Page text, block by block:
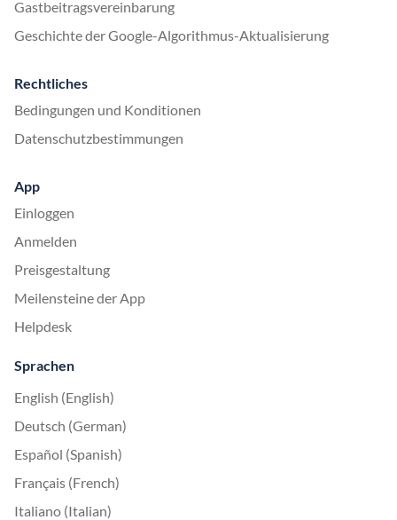
Gastbeitragsvereinbarung
Geschichte der Google-Algorithmus-Aktualisierung
Rechtliches
Bedingungen und Konditionen
Datenschutzbestimmungen
App
Einloggen
Anmelden
Preisgestaltung
Meilensteine der App
Helpdesk
Sprachen
English (English)
Deutsch (German)
Español (Spanish)
Français (French)
Italiano (Italian)